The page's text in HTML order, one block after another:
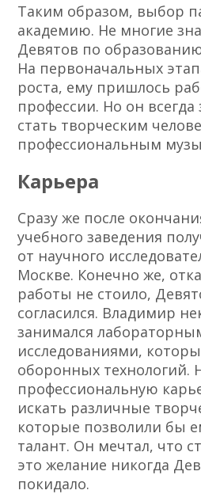
Таким образом, выбор
академию. Не многие
Девятов по
На первоначальных
роста, ему пришлось
профессии. Но он
стать творческим
профессиональным
Карьера
Сразу же после
учебного заведения
от научного
Москве. Конечно же,
работы не стоило,
согласился. Владимир
занимался
исследованиями,
оборонных технологий.
профессиональную
искать различные
которые позволили бы
талант. Он мечтал, что
это желание никогда
покидало.